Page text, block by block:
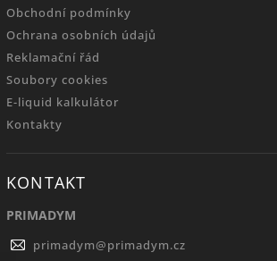
Obchodní podmínky
Ochrana osobních údajů
Reklamační řád
Soubory cookies
E-liquid kalkulátor
Kontakty
KONTAKT
PRIMADYM
primadym@primadym.cz